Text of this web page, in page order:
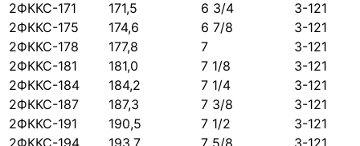
2ФККС-171
171,5 6 3/4
3-121
2ФККС-175
174,6 6 7/8
3-121
2ФККС-178
177,8 7
3-121
2ФККС-181
181,0 7 1/8
3-121
2ФККС-184
184,2 7 1/4
3-121
2ФККС-187
187,3 7 3/8
3-121
2ФККС-191
190,5 7 1/2
3-121
2ФККС-194
193,7 7 5/8 3-121